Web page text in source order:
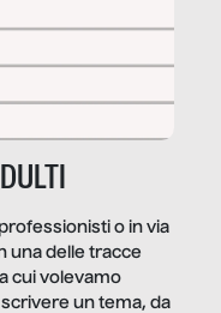
o in via
una delle tracce
cui volevamo
un tema, da